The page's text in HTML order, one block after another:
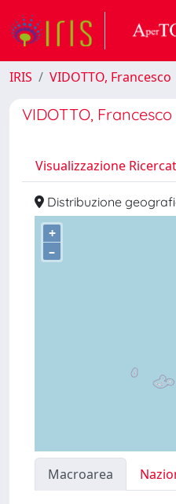
IRIS VIDOTTO, Francesco
VIDOTTO, Francesco
Visualizzazione
Distribuzione
+
–
Macroarea